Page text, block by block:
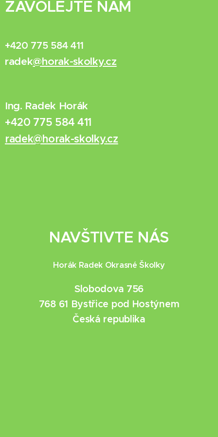
ZAVOLEJTE NÁM
+420 775 584 411
radek@horak-skolky.cz
Ing. Radek Horák
+420 775 584 411
radek@horak-skolky.cz
NAVŠTIVTE NÁS
Horák Radek Okrasné Školky
Slobodova 756
768 61 Bystřice pod Hostýnem
Česká republika